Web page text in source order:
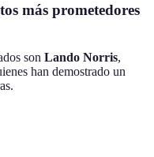
más prometedores
son Lando Norris,
han demostrado un